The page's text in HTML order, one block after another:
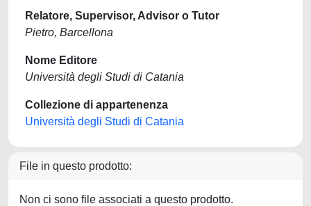
Relatore, Supervisor, Advisor o Tutor
Pietro, Barcellona
Nome Editore
Università degli Studi di Catania
Collezione di appartenenza
Università degli Studi di Catania
File in questo prodotto:
Non ci sono file associati a questo prodotto.